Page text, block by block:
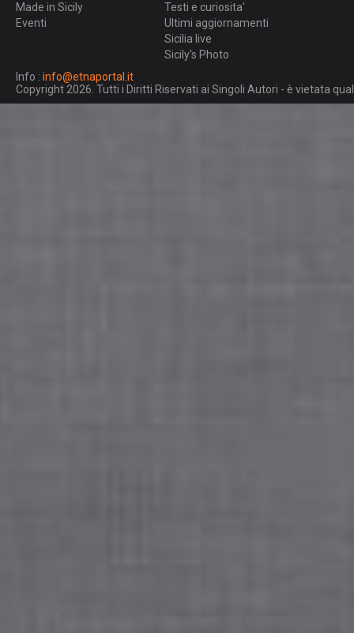
Made in Sicily
Eventi
Testi e curiosita'
Ultimi aggiornamenti
Sicilia live
Sicily's Photo
Info : info@etnaportal.it
Copyright 2026. Tutti i Diritti Riservati ai Singoli Autori - è vietata